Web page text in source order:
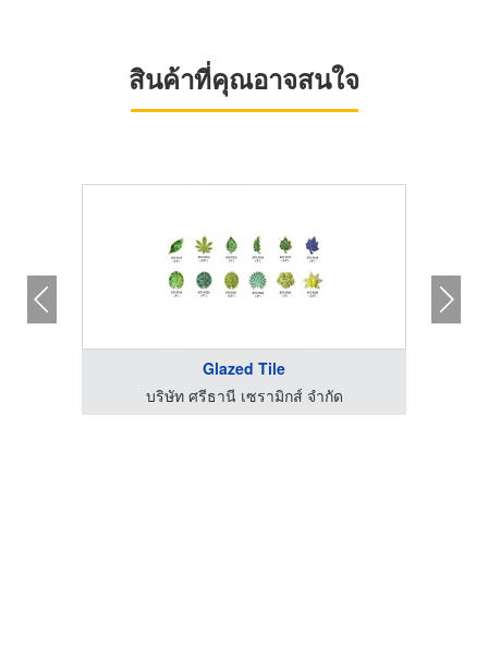
สินค้าที่คุณอาจสนใจ
Glazed Tile
บริษัท ศรีธานี เซรามิกส์ จำกัด